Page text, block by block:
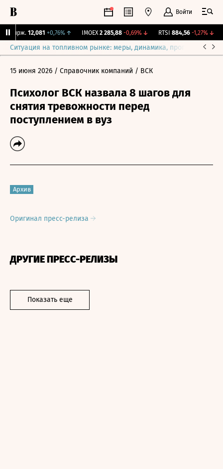
Войти
Бирж. 12,081 +0,76%↑ IMOEX 2 285,88 -0,69%↓ RTSI 884,56 -1,27%↓
Ситуация на топливном рынке: меры, динамика, прогнозы
15 июня 2026 / Справочник компаний / ВСК
Психолог ВСК назвала 8 шагов для
снятия тревожности перед
поступлением в вуз
Архив
Оригинал пресс-релиза
ДРУГИЕ ПРЕСС-РЕЛИЗЫ
Показать еще